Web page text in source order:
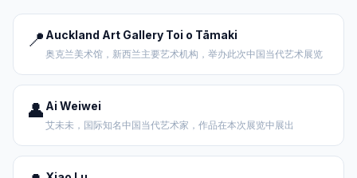
📍 Auckland Art Gallery Toi o Tāmaki
奥克兰美术馆，新西兰主要艺术机构，举办此次中国当代艺术展览
👤 Ai Weiwei
艾未未，国际知名中国当代艺术家，作品在本次展览中展出